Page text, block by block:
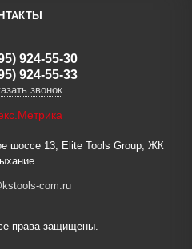
924-55-30
924-55-33
звонок
шоссе 13, Elite Tools Group, ЖК
com.ru
права защищены.